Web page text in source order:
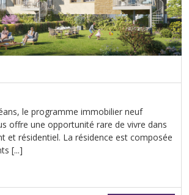
le programme immobilier neuf
offre une opportunité rare de vivre dans
et résidentiel. La résidence est composée
[...]